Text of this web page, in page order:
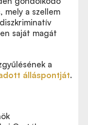
mely a szellem
saját magát
a
álláspontját.